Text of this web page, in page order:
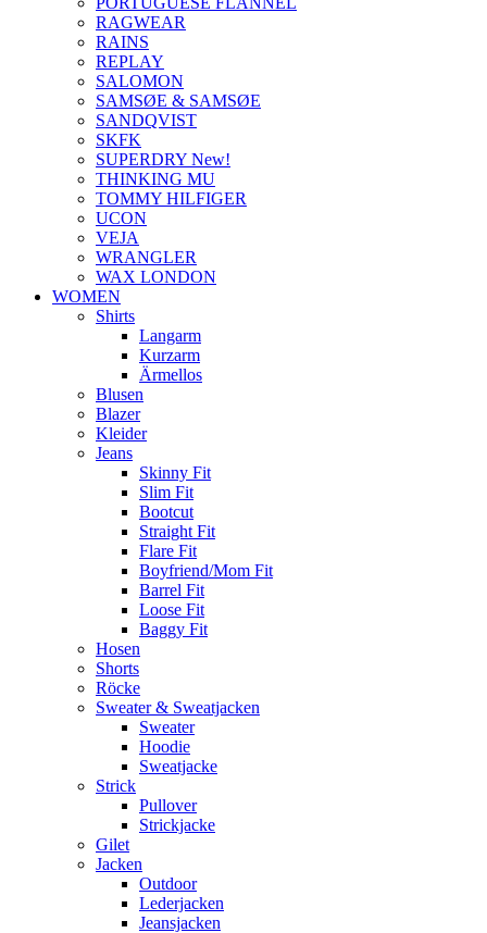
RAGWEAR
RAINS
REPLAY
SALOMON
SAMSØE & SAMSØE
SANDQVIST
SKFK
SUPERDRY New!
THINKING MU
TOMMY HILFIGER
UCON
VEJA
WRANGLER
WAX LONDON
WOMEN
Shirts
Langarm
Kurzarm
Ärmellos
Blusen
Blazer
Kleider
Jeans
Skinny Fit
Slim Fit
Bootcut
Straight Fit
Flare Fit
Boyfriend/Mom Fit
Barrel Fit
Loose Fit
Baggy Fit
Hosen
Shorts
Röcke
Sweater & Sweatjacken
Sweater
Hoodie
Sweatjacke
Strick
Pullover
Strickjacke
Gilet
Jacken
Outdoor
Lederjacken
Jeansjacken